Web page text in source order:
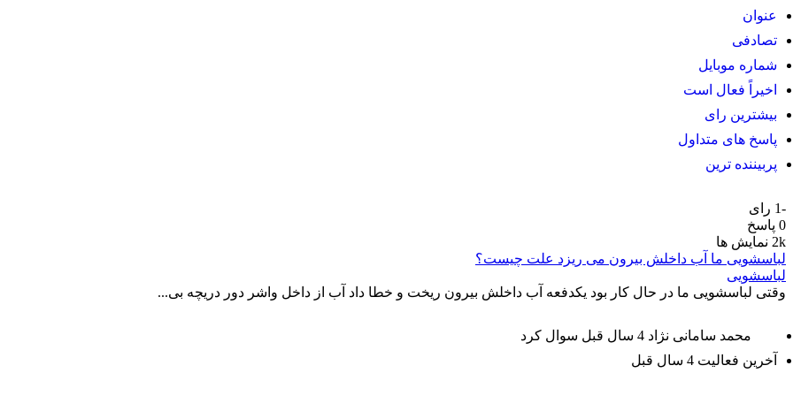
عنوان
تصادفی
شماره موبایل
اخیراً فعال است
بیشترین رای
پاسخ های متداول
پربیننده ترین
-1
رای
0 پاسخ
2k نمایش ها
لباسشویی ما آب داخلش بیرون می ریزد علت چیست؟
لباسشویی
وقتی لباسشویی ما در حال کار بود یکدفعه آب داخلش بیرون ریخت و خطا داد آب از داخل واشر دور دریچه بی...
محمد سامانی نژاد 4 سال قبل
سوال کرد
آخرین فعالیت 4 سال قبل